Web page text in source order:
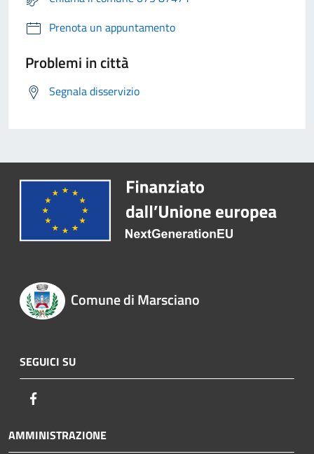
Prenota un appuntamento
Problemi in città
Segnala disservizio
Comune di Marsciano
SEGUICI SU
AMMINISTRAZIONE